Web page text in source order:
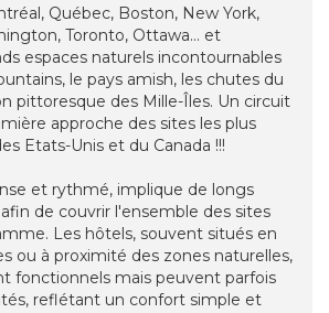
Québec, Boston, New York,
Toronto, Ottawa... et
espaces naturels incontournables
le pays amish, les chutes du
pittoresque des Mille-Îles. Un circuit
approche des sites les plus
Etats-Unis et du Canada !!!
et rythmé, implique de longs
de couvrir l'ensemble des sites
Les hôtels, souvent situés en
ou à proximité des zones naturelles,
fonctionnels mais peuvent parfois
reflétant un confort simple et